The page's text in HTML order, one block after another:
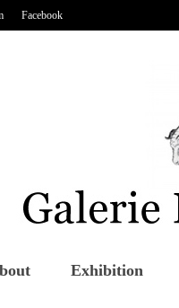
Facebook
Exhibition